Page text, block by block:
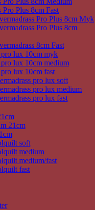
Pro Plus 8cm Fast
Pro Plus 8cm Myk
Pro Plus 8cm
8cm Fast
pro lux 10cm myk
lux 10cm medium
lux 10cm fast
pro lux soft
pro lux medium
pro lux fast
21cm
soft
medium
medium/fast
fast